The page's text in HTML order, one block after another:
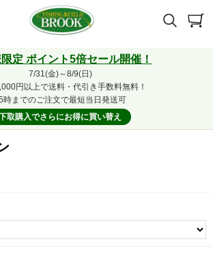
定 ポイント5倍セール開催！
7/31(金)～8/9(日)
円以上で送料・代引き手数料無料！
時までのご注文で最短当日発送可
取購入でさらにお得に買い替え